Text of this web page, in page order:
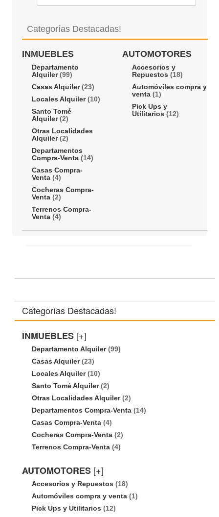
Categorías Destacadas!
INMUEBLES
Departamento
Alquiler(99)
Casas Alquiler(23)
Locales Alquiler(10)
Santo Tomé
Alquiler(2)
Otras Localidades
Alquiler(2)
Departamentos
Compra-Venta (14)
Casas Compra-
Venta (4)
Cocheras Compra-
Venta (2)
Terrenos Compra-
Venta (4)
AUTOMOTORES
Accesorios y
Repuestos (18)
Automóviles compra y
venta (1)
Pick Ups y
Utilitarios (12)
Categorías Destacadas!
INMUEBLES [+]
Departamento Alquiler(99)
Casas Alquiler(23)
Locales Alquiler(10)
Santo Tomé Alquiler(2)
Otras Localidades Alquiler(2)
Departamentos Compra-Venta (14)
Casas Compra-Venta (4)
Cocheras Compra-Venta (2)
Terrenos Compra-Venta (4)
AUTOMOTORES [+]
Accesorios y Repuestos (18)
Automóviles compra y venta (1)
Pick Ups y Utilitarios (12)